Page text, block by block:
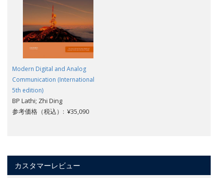
Modern Digital and Analog
Communication (International
5th edition)
BP Lathi; Zhi Ding
参考価格（税込）: ¥35,090
カスタマーレビュー